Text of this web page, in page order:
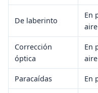
De laberinto
En
Corrección
óptica
En
Paracaídas En